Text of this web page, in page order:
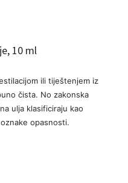
10 ml
ili tiještenjem iz
čista. No zakonska
ulja klasificiraju kao
opasnosti.